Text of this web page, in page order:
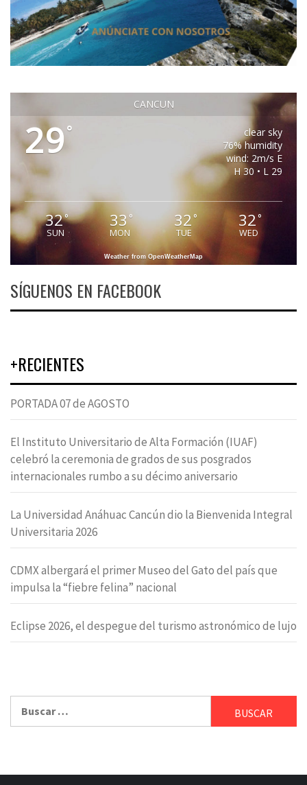
CANCUN
29°
clear sky
76% humidity
wind: 2m/s E
H 30 • L 29
32°
SUN
33°
MON
32°
TUE
32°
WED
Weather from OpenWeatherMap
SÍGUENOS EN FACEBOOK
+RECIENTES
PORTADA 07 de AGOSTO
El Instituto Universitario de Alta Formación (IUAF)
celebró la ceremonia de grados de sus posgrados
internacionales rumbo a su décimo aniversario
La Universidad Anáhuac Cancún dio la Bienvenida Integral
Universitaria 2026
CDMX albergará el primer Museo del Gato del país que
impulsa la “fiebre felina” nacional
Eclipse 2026, el despegue del turismo astronómico de lujo